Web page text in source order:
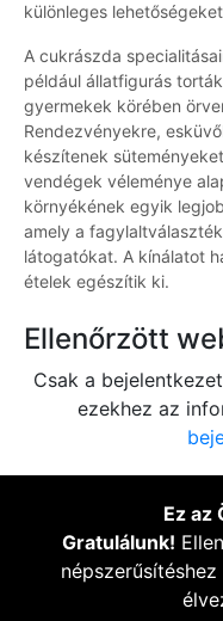
különleges
A cukrászda
például állatfigurás
gyermekek körében
Rendezvényekre,
készítenek
vendégek véleménye
környékének egyik
amely a
látogatókat. A kínálatot
ételek egészítik ki.
Ellenőrzött
Csak a
ezekhez az
Ez az
Gratulálunk!